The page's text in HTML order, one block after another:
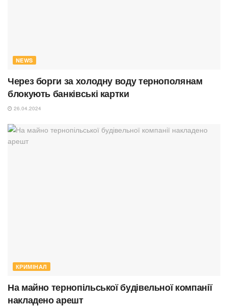
NEWS
Через борги за холодну воду тернополянам
блокують банківські картки
26.04.2024
КРИМІНАЛ
На майно тернопільської будівельної компанії
накладено арешт